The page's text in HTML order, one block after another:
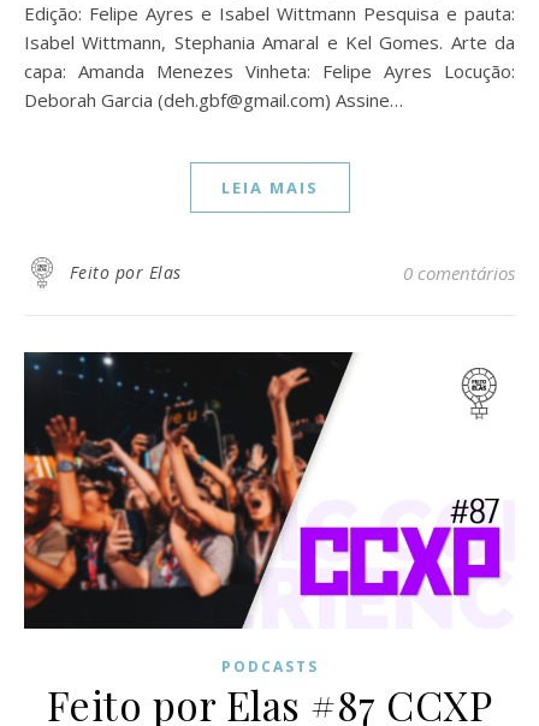
Edição: Felipe Ayres e Isabel Wittmann Pesquisa e pauta:
Isabel Wittmann, Stephania Amaral e Kel Gomes. Arte da
capa: Amanda Menezes Vinheta: Felipe Ayres Locução:
Deborah Garcia (deh.gbf@gmail.com) Assine…
LEIA MAIS
Feito por Elas 0 comentários
PODCASTS
Feito por Elas #87 CCXP